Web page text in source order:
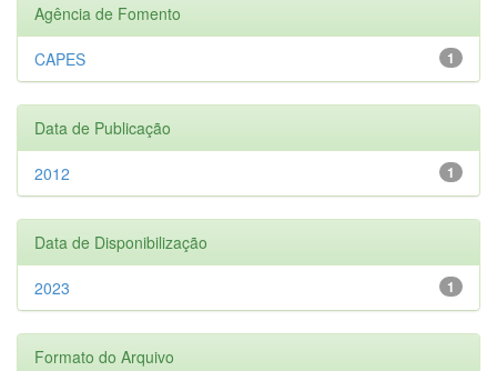
Agência de Fomento
1
CAPES
Data de Publicação
1
2012
Data de Disponibilização
1
2023
Formato do Arquivo